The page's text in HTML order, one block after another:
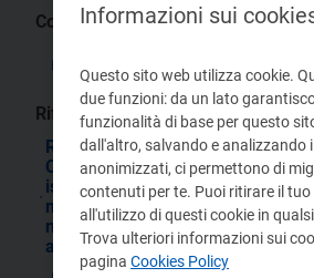
Comunicati stampa:
trasparenza delle bollette
Riferimenti normativi:
Regolamento (UE) 2017/459 della
Commissione, del 16 marzo
istituisce un codice di rete
meccanismi di allocazione di
nei sistemi di trasporto del gas e
abroga il regolamento (UE) n.
Modifiche al Testo integrato
Informazioni sui
Questo sito web utilizza cookie.
due funzioni: da un lato
funzionalità di base per questo
dall'altro, salvando e analizzando
anonimizzati, ci permettono di
contenuti per te. Puoi ritirare il
all'utilizzo di questi cookie in
Trova ulteriori informazioni sui
pagina Cookies Policy